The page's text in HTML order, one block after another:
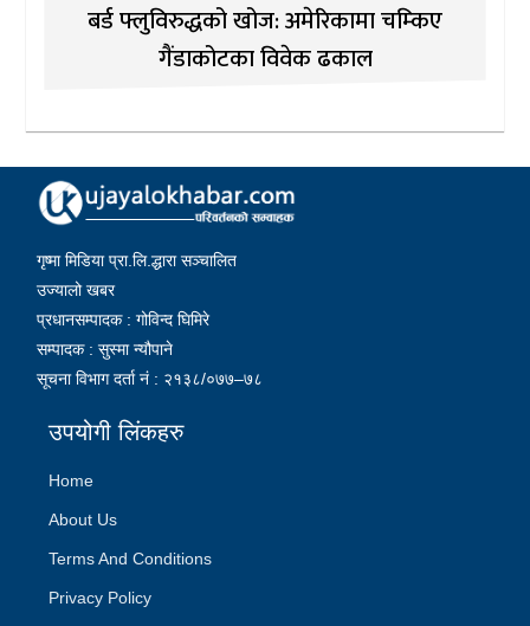
बर्ड फ्लुविरुद्धको खोज: अमेरिकामा चम्किए
गैंडाकोटका विवेक ढकाल
गृष्मा मिडिया प्रा.लि.द्धारा सञ्चालित
उज्यालो खबर
प्रधानसम्पादक : गोविन्द घिमिरे
सम्पादक : सुस्मा न्यौपाने
सूचना विभाग दर्ता नं : २१३८/०७७–७८
उपयोगी लिंकहरु
Home
About Us
Terms And Conditions
Privacy Policy